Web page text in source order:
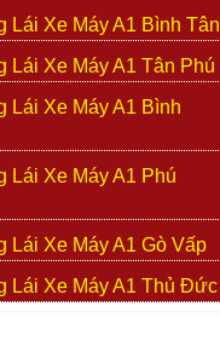
Lái Xe Máy A1 Bình Tân
Lái Xe Máy A1 Tân Phú
Lái Xe Máy A1 Bình
Lái Xe Máy A1 Phú
Lái Xe Máy A1 Gò Vấp
Lái Xe Máy A1 Thủ Đức